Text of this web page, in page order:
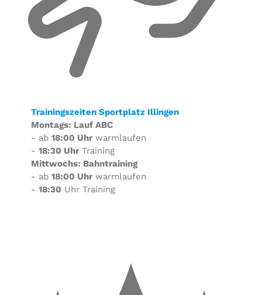
Trainingszeiten Sportplatz Illingen
Montags: Lauf ABC
- ab 18:00 Uhrwarmlaufen
- 18:30 UhrTraining
Mittwochs: Bahntraining
- ab 18:00 Uhrwarmlaufen
- 18:30 Uhr Training